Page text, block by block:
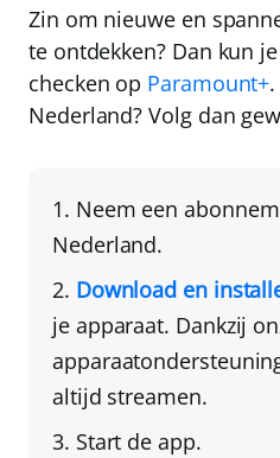
Zin om nieuwe en
te ontdekken? Dan kun
checken op Paramount+
Nederland? Volg dan
Neem een
Nederland.
Download en
je apparaat. Dankzij
altijd streamen.
Start de app.